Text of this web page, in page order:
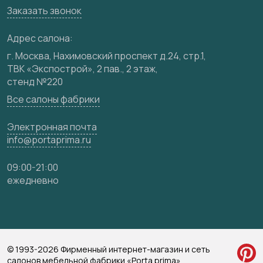
Медиацентр
Видео
Карта сайта
Заказать звонок
Адрес салона:
г. Москва, Нахимовский проспект д.24, стр.1,
ТВК «Экспострой», 2 пав., 2 этаж,
стенд №220
Все салоны фабрики
Электронная почта
info@portaprima.ru
09:00-21:00
ежедневно
© 1993-2026 Фирменный интернет-магазин и сеть
салонов мебельной фабрики «Porta prima»